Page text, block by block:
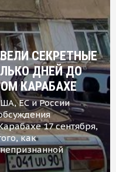
СЕКРЕТНЫЕ
ДНЕЙ ДО
КАРАБАХЕ
ЕС и России
17 сентября,
как